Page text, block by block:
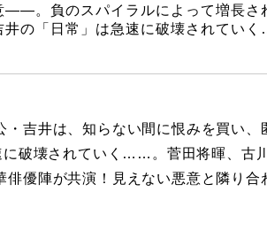
。負のスパイラルによって増長さ
の「日常」は急速に破壊されてい
吉井は、知らない間に恨みを買い、
に破壊されていく……。菅田将暉、古
優陣が共演！見えない悪意と隣り合